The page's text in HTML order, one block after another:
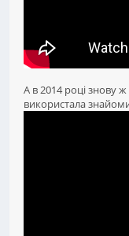
А в 2014 році знову
використала